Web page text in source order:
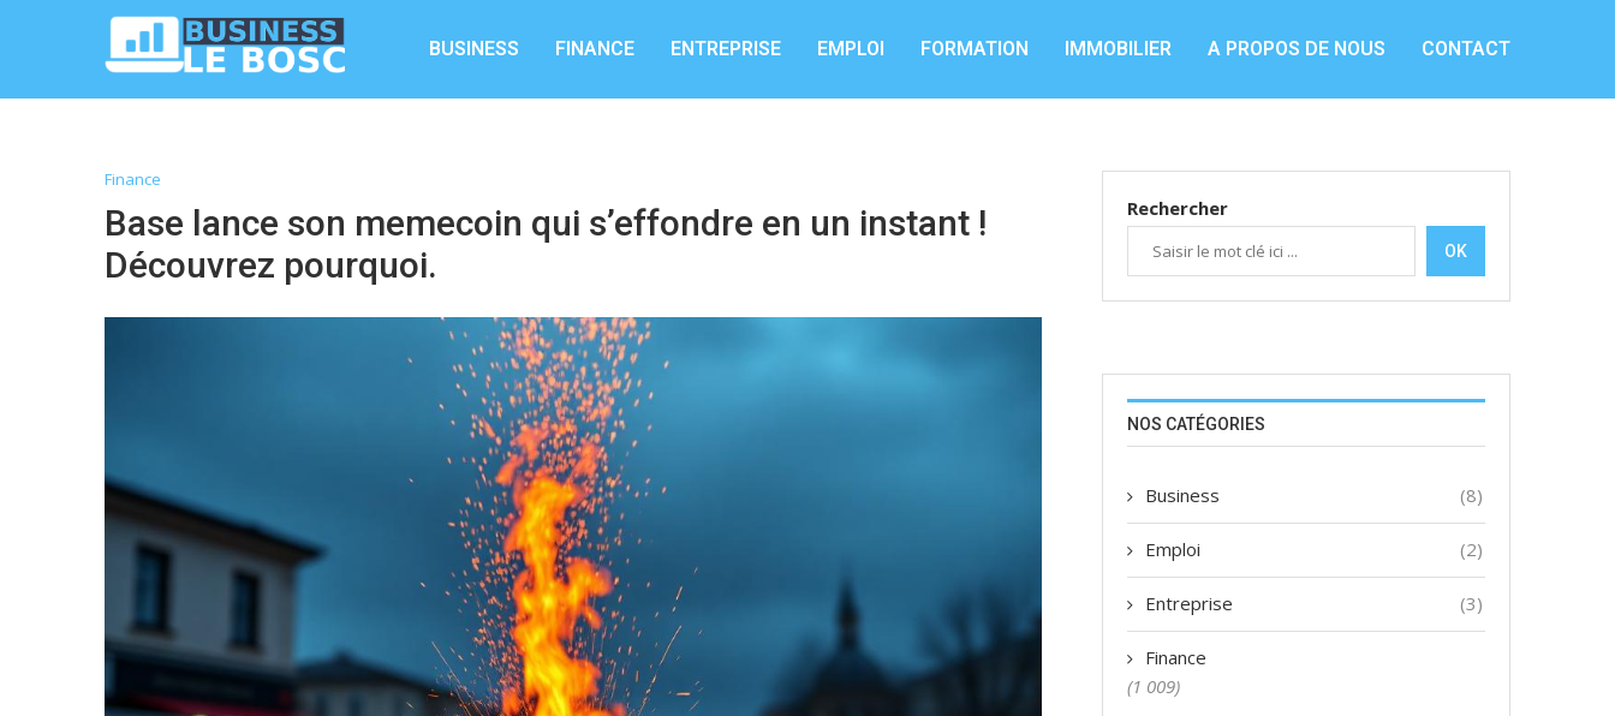
BUSINESS FINANCE ENTREPRISE EMPLOI FORMATION IMMOBILIER A PROPOS DE NOUS CONTACT
Finance
Base lance son memecoin qui s’effondre en un instant !
Découvrez pourquoi.
Rechercher
OK
NOS CATÉGORIES
Business (8)
Emploi (2)
Entreprise (3)
Finance
(1 009)